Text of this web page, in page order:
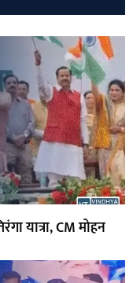
यात्रा, CM मोहन